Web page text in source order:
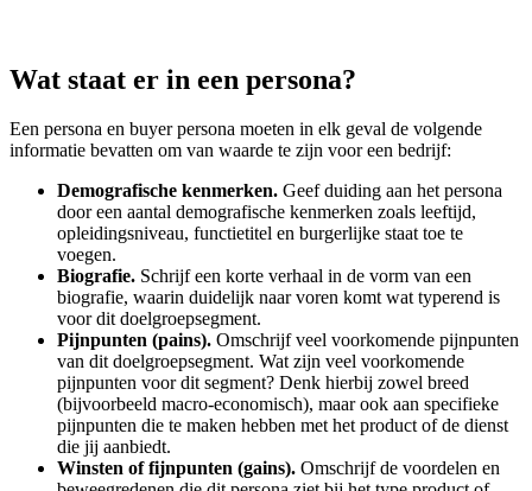
Wat staat er in een persona?
Een persona en buyer persona moeten in elk geval de volgende
informatie bevatten om van waarde te zijn voor een bedrijf:
Demografische kenmerken. Geef duiding aan het persona
door een aantal demografische kenmerken zoals leeftijd,
opleidingsniveau, functietitel en burgerlijke staat toe te
voegen.
Biografie. Schrijf een korte verhaal in de vorm van een
biografie, waarin duidelijk naar voren komt wat typerend is
voor dit doelgroepsegment.
Pijnpunten (pains). Omschrijf veel voorkomende pijnpunten
van dit doelgroepsegment. Wat zijn veel voorkomende
pijnpunten voor dit segment? Denk hierbij zowel breed
(bijvoorbeeld macro-economisch), maar ook aan specifieke
pijnpunten die te maken hebben met het product of de dienst
die jij aanbiedt.
Winsten of fijnpunten (gains). Omschrijf de voordelen en